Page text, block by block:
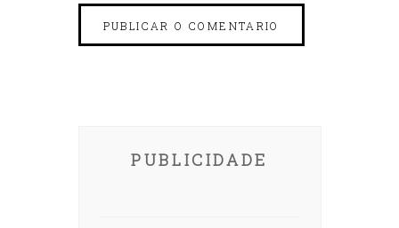
PUBLICIDADE